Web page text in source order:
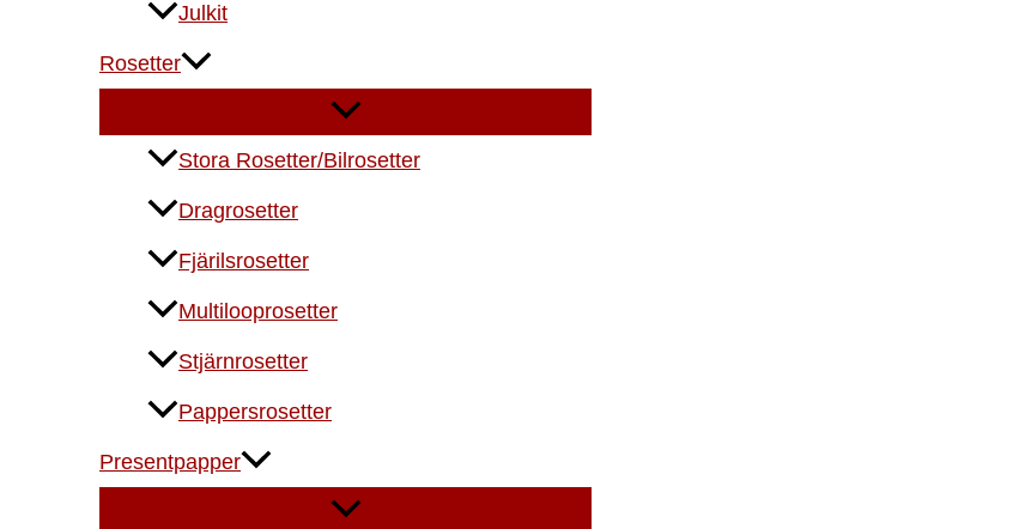
Julkit
Rosetter
Stora Rosetter/Bilrosetter
Dragrosetter
Fjärilsrosetter
Multilooprosetter
Stjärnrosetter
Pappersrosetter
Presentpapper